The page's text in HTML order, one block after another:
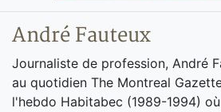
André Fauteux
Journaliste de profession, André
au quotidien The Montreal
l'hebdo Habitabec (1989-1994) où